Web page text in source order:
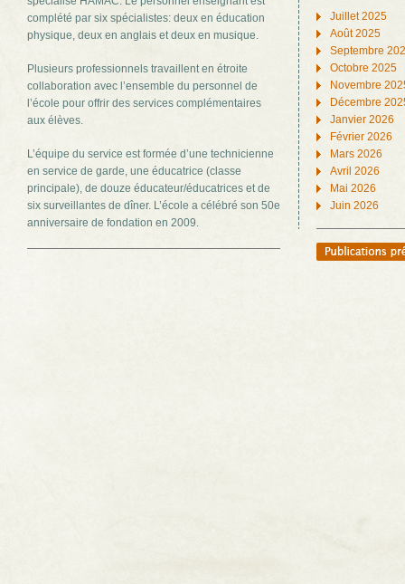
complété par six spécialistes: deux en éducation
physique, deux en anglais et deux en musique.
Plusieurs professionnels travaillent en étroite
collaboration avec l’ensemble du personnel de
l’école pour offrir des services complémentaires
aux élèves.
L’équipe du service est formée d’une technicienne
en service de garde, une éducatrice (classe
principale), de douze éducateur/éducatrices et de
six surveillantes de dîner. L’école a célébré son 50e
anniversaire de fondation en 2009.
Juillet 2025
Août 2025
Septembre
Octobre 2025
Novembre
Décembre
Janvier 2026
Février 2026
Mars 2026
Avril 2026
Mai 2026
Juin 2026